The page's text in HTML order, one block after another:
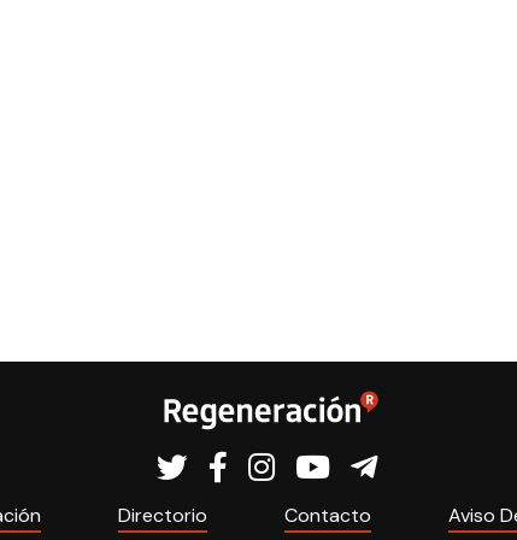
Directorio Contacto Aviso